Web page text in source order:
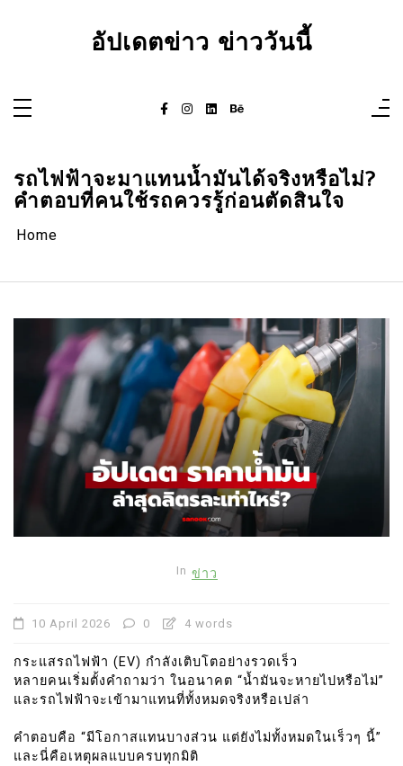
อัปเดตข่าว ข่าววันนี้
รถไฟฟ้าจะมาแทนน้ำมันได้จริงหรือไม่?
คำตอบที่คนใช้รถควรรู้ก่อนตัดสินใจ
Home
In ข่าว
10 April 2026 0 4 words
กระแสรถไฟฟ้า (EV) กำลังเติบโตอย่างรวดเร็ว
หลายคนเริ่มตั้งคำถามว่า ในอนาคต “น้ำมันจะหายไปหรือไม่”
และรถไฟฟ้าจะเข้ามาแทนที่ทั้งหมดจริงหรือเปล่า
คำตอบคือ “มีโอกาสแทนบางส่วน แต่ยังไม่ทั้งหมดในเร็วๆ นี้”
และนี่คือเหตุผลแบบครบทุกมิติ